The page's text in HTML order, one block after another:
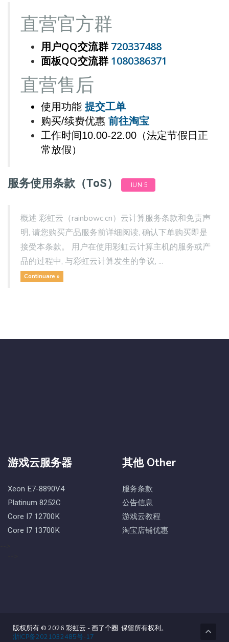
直营官方群
用户QQ交流群 720337488
面板QQ交流群 1080386371
直营售后
使用功能 提交工单
购买/续费优惠 前往淘宝
工作时间10.00-22.00（法定节假日正
常放假）
服务使用条款（ToS） IUN 5
概述 彩虹云（rainbowc.cn）云计算服务条款和免责声
明, 请您购买产品服务前详细阅读, 确认下单购买即是
接受本条款。 用户在使用彩虹云计算主机的服务或产
品的过程中, 与彩虹云计算发生的争议, ...
Continuare »
游戏云服务器
Xeon E7-8890V4
Platinum 8252C
Core I7 12700K
Core I7 13700K
其他 Other
服务条款
公告信息
游戏云教程
淘宝店铺优惠
版权所有 © 2026 彩虹云 - 画了个圈. 保留所有权利。
浙ICP备2021032485号-17